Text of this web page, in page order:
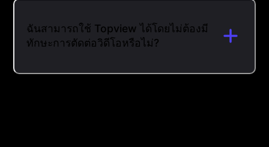
ฉันสามารถใช้ Topview ได้โดยไม่ต้องมี
ทักษะการตัดต่อวิดีโอหรือไม่?